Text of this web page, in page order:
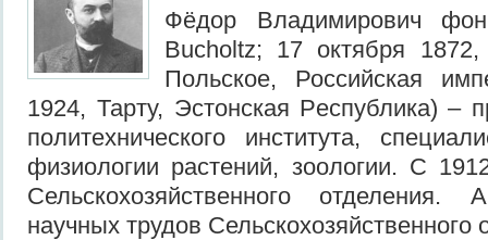
Фёдор Владимирович
Bucholtz; 17 октября
Польское, Российская
1924, Тарту, Эстонская Республика) –
политехнического института,
физиологии растений, зоологии. С
Сельскохозяйственного отделения.
научных трудов Сельскохозяйственного